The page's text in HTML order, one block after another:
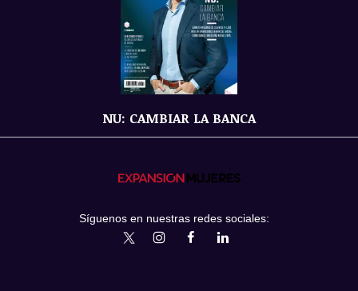
NU: CAMBIAR LA BANCA
Síguenos en nuestras redes sociales:
expansionmxExpansionMex